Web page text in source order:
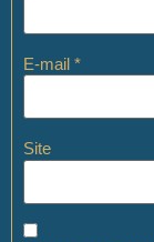
E-mail *
Site